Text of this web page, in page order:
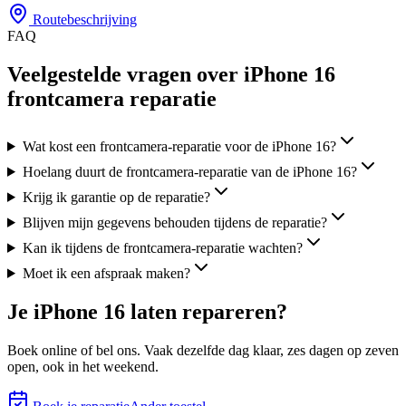
Routebeschrijving
FAQ
Veelgestelde vragen over iPhone 16
frontcamera reparatie
Wat kost een frontcamera-reparatie voor de iPhone 16?
Hoelang duurt de frontcamera-reparatie van de iPhone 16?
Krijg ik garantie op de reparatie?
Blijven mijn gegevens behouden tijdens de reparatie?
Kan ik tijdens de frontcamera-reparatie wachten?
Moet ik een afspraak maken?
Je iPhone 16 laten repareren?
Boek online of bel ons. Vaak dezelfde dag klaar, zes dagen op zeven
open, ook in het weekend.